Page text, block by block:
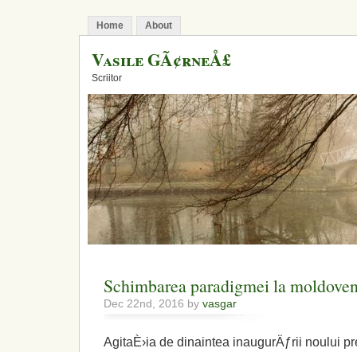
Home About
Vasile GÃ¢rneÅ£
Scriitor
Schimbarea paradigmei la
Dec 22nd, 2016 by vasgar
AgitaÈ›ia de dinaintea inaugurÄƒrii noului